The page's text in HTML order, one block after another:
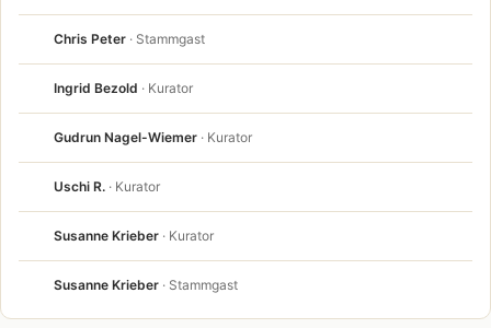
Chris Peter · Stammgast
Ingrid Bezold · Kurator
Gudrun Nagel-Wiemer · Kurator
Uschi R. · Kurator
Susanne Krieber · Kurator
Susanne Krieber · Stammgast